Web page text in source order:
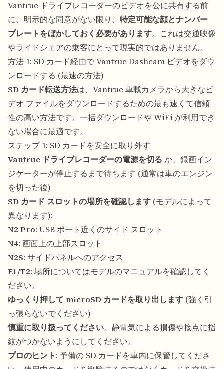
Vantrue ドライブレコーダーのビデオを公に共有する前
に、明示的な同意がない限り、 特定可能な顔とナンバー
プレートをぼかしておく必要があります。これは交通映像
やライドシェアの乗客にとって現実的ではありません。
方法 1: SD カード経由で Vantrue Dashcam ビデオをダウ
ンロードする (最速の方法)
SD カード転送方法は、Vantrue 車載カメラから大きなビ
デオ ファイルをダウンロードするための最も速くて信頼
性の高い方法です。一括ダウンロードや WiFi が利用でき
ない場合に最適です。
ステップ 1: SD カードを安全に取り外す
Vantrue ドライブレコーダーの電源を切る か、録画イン
ジケーターが停止するまで待ちます (通常は車のエンジン
を切った後)
SD カード スロットの場所を確認します (モデルによって
異なります):
N2 Pro: USB ポート近くのサイド スロット
N4: 画面上の上部スロット
N2S: サイドパネルへのアクセス
E1/T2: 場所についてはモデルのマニュアルを確認してく
ださい。
ゆっくり押して microSD カードを取り出します (強く引
っ張らないでください)
慎重に取り扱ってください。静電気による損傷や接点に指
紋がつかないようにしてください。
プロのヒント: 予備の SD カードを車内に保管してくださ